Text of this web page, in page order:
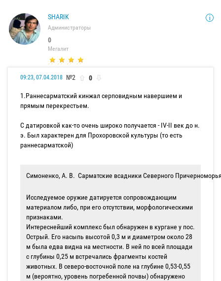
SHARIK
Администраторы
0
Мегалит
09:23, 07.04.2018 №2 0
1.Раннесарматский кинжал серповидным навершием и
прямым пере­крестьем.
С датировкой как-то очень широко получается - IV-II век до н.
э. Был характерен для Прохоровской культуры (то есть
раннесарматской)
Симоненко, А. В. Сарматские всадники Северного
Исследуемое оружие да­тируется сопровождающим
материалом либо, при его отсутствии, морфологиче­скими
признаками.
Интереснейший комплекс был обнару­жен в кургане у пос.
Острый. Его насыпь высотой 0,3 м и диаметром около 28
м была едва видна на местности. В ней по всей площади
с глубины 0,25 м встреча­лись фрагменты костей
животных. В се­веро-восточной поле на глубине 0,53-0,55
м (вероятно, уровень погребенной почвы) обнаружено